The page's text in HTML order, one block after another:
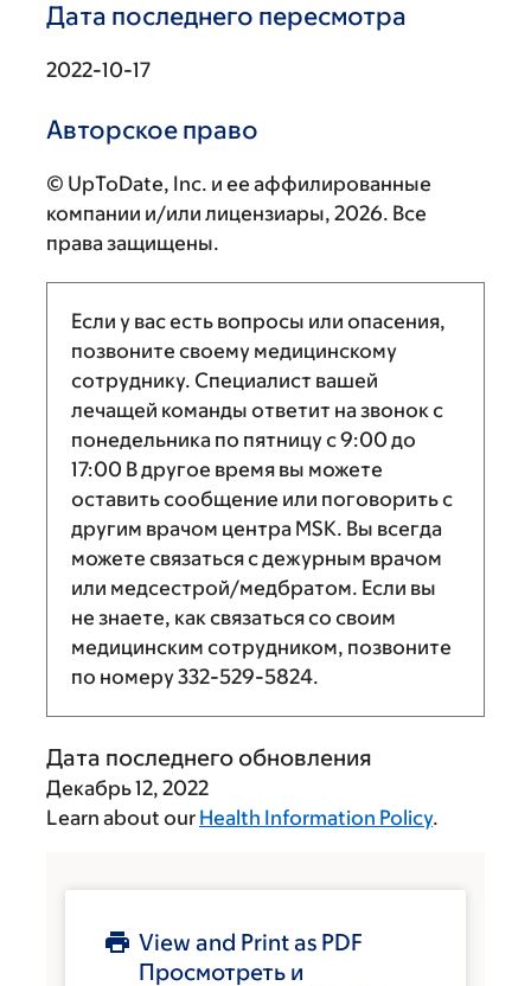
Дата последнего пересмотра
2022-10-17
Авторское право
© UpToDate, Inc. и ее аффилированные
компании и/или лицензиары, 2026. Все
права защищены.
Если у вас есть вопросы или опасения,
позвоните своему медицинскому
сотруднику. Специалист вашей
лечащей команды ответит на звонок с
понедельника по пятницу с9:00 до
17:00 В другое время вы можете
оставить сообщение или поговорить с
другим врачом центра MSK. Вы всегда
можете связаться с дежурным врачом
или медсестрой/медбратом. Если вы
не знаете, как связаться со своим
медицинским сотрудником, позвоните
по номеру332-529-5824.
Дата последнего обновления
Декабрь 12, 2022
Learn about our Health Information Policy.
View and Print as PDF
Просмотреть и